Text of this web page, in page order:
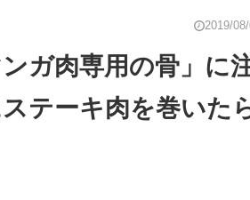
企業向けIT製品の総合サイト
2019/08/
ンガ肉専用の骨」
テーキ肉を巻いた